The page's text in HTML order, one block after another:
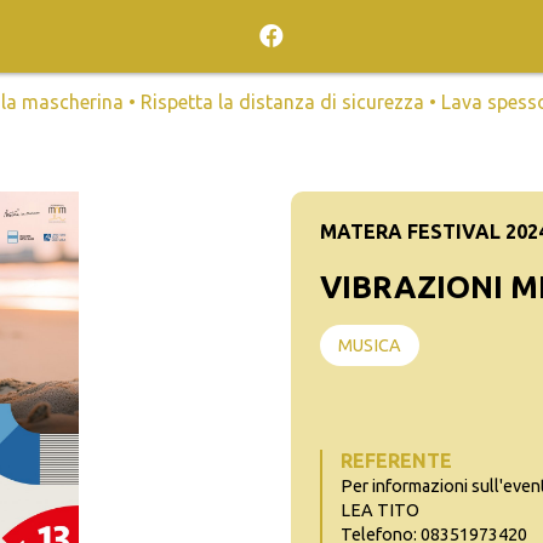
la mascherina • Rispetta la distanza di sicurezza • Lava
MATERA FESTIVAL
VIBRAZIONI
MUSICA
REFERENTE
Per informazioni
LEA TITO
Telefono: 08351973420